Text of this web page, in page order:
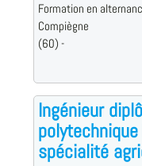
Formation en
Compiègne
(60) -
Ingénieur
spécialité